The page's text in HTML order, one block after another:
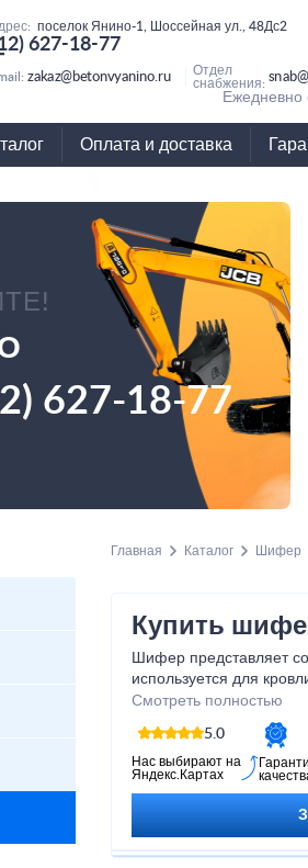
поселок Янино-1, Шоссейная ул., 48Дс2
627-18-77
zakaz@betonvyanino.ru
Отдел
снабжения:
Ежедневно
Оплата и доставка
627-18-77
Главная Каталог Шифер
Купить
Шифер представляет
используется для
разные размеры, формы
удобным в
непресованной
обеспечивает ему
отлично справляется с
Смотреть полностью
5.0
Нас выбирают на
Яндекс.Картах